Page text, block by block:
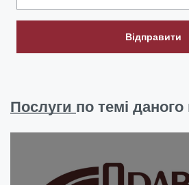
Відправити
Послуги по темі даного